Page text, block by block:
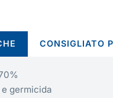
CONSIGLIATO
germicida